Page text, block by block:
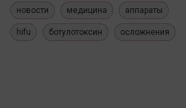
новости медицина аппараты
hifu ботулотоксин осложнения